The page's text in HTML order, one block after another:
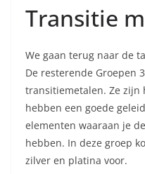
Transitie
We gaan terug naar de
De resterende Groepen
transitiemetalen. Ze zijn
hebben een goede
elementen waaraan je
hebben. In deze groep
zilver en platina voor.